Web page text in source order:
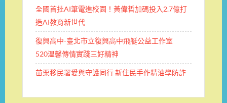
全國首批AI筆電進校園！黃偉哲加碼投入2.7億打
造AI教育新世代
復興高中-臺北市立復興高中飛艇公益工作室
520溫馨傳情實踐三好精神
苗栗移民署愛與守護同行 新住民手作精油學防詐